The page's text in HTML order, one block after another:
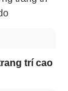
trí cao